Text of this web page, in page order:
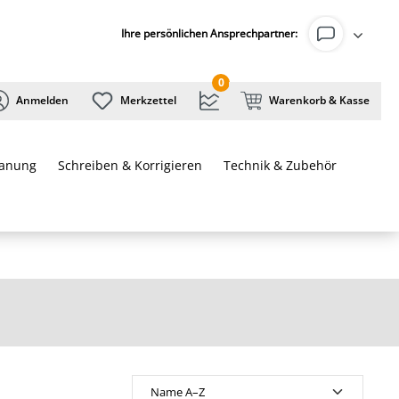
Ihre persönlichen Ansprechpartner:
Anmelden Merkzettel
0
Warenkorb & Kasse
Schreiben & Korrigieren Technik & Zubehör